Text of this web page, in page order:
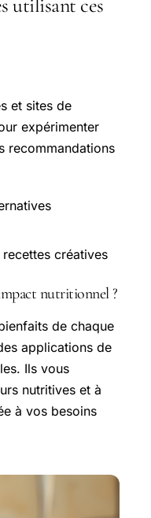
utilisant ces
et sites de
expérimenter
recommandations
créatives
nutritionnel ?
de chaque
applications de
Ils vous
nutritives et à
à vos besoins